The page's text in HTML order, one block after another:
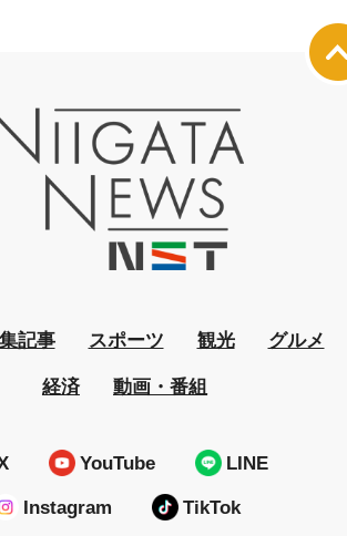
記事 スポーツ 観光 グルメ
経済 動画・番組
YouTube LINE
Instagram TikTok